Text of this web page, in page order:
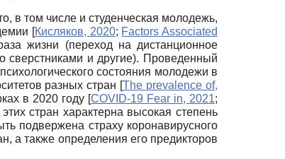
в том числе и студенческая молодежь,
[Кисляков, 2020; Factors Associated
жизни (переход на дистанционное
сверстниками и другие). Проведенный
состояния молодежи в
разных стран [The prevalence of,
в 2020 году [COVID-19 Fear in, 2021;
стран характерна высокая степень
подвержена страху коронавирусного
а также определения его предикторов